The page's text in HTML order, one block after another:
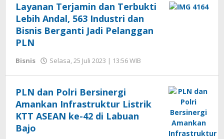
Layanan Terjamin dan Terbukti
Lebih Andal, 563 Industri dan
Bisnis Berganti Jadi Pelanggan
PLN
Bisnis Selasa, 25 Juli 2023 | 13:56 WIB
PLN dan Polri Bersinergi
Amankan Infrastruktur Listrik
KTT ASEAN ke-42 di Labuan
Bajo